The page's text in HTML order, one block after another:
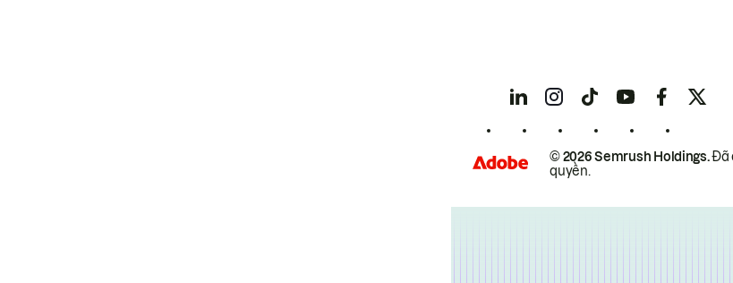
© 2026 Semrush Holdings.Đã
quyền.